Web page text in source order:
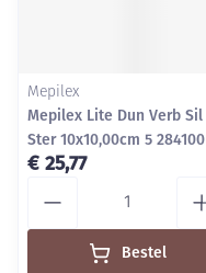
Mepilex
Mepilex Lite Dun Verb Sil
Ster 10x10,00cm 5 284100
€ 25,77
Bestel